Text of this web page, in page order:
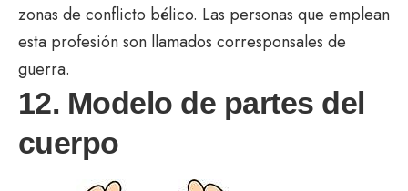
zonas de conflicto bélico. Las personas que emplean
esta profesión son llamados corresponsales de
guerra.
12. Modelo de partes del
cuerpo